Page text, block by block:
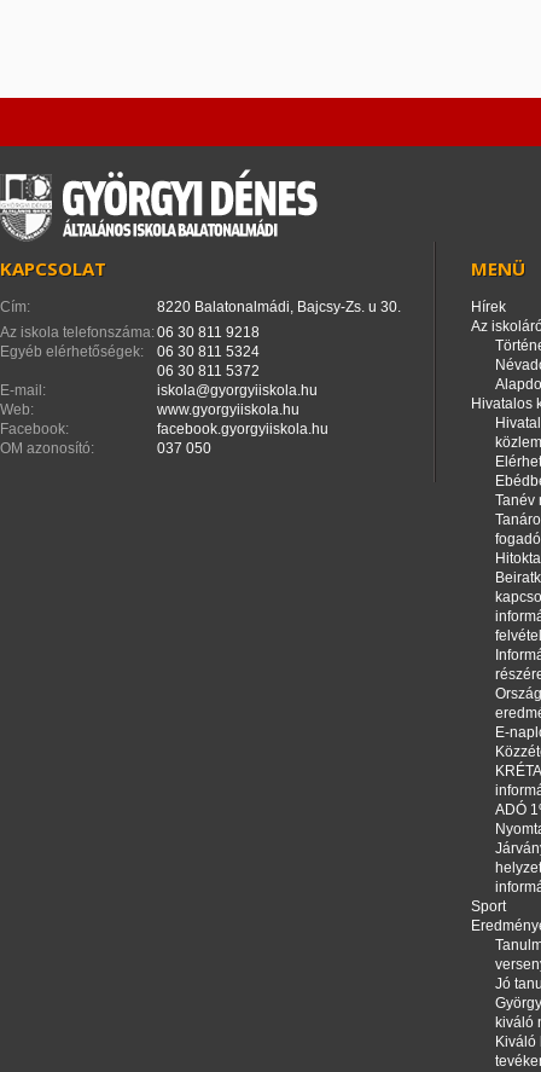
KAPCSOLAT
Cím:
8220 Balatonalmádi, Bajcsy-Zs. u 30.
Az iskola telefonszáma:06 30 811 9218
Egyéb elérhetőségek:
06 30 811 5324
06 30 811 5372
E-mail:
iskola@gyorgyiiskola.hu
Web:
www.gyorgyiiskola.hu
Facebook:
facebook.gyorgyiiskola.hu
OM azonosító:
037 050
MENÜ
Hírek
Az
Hivatalos
Tanév
E-
ADÓ
Sport
Jó
kiváló
Kiváló